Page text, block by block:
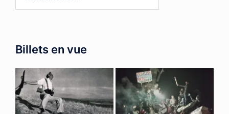
Billets en vue